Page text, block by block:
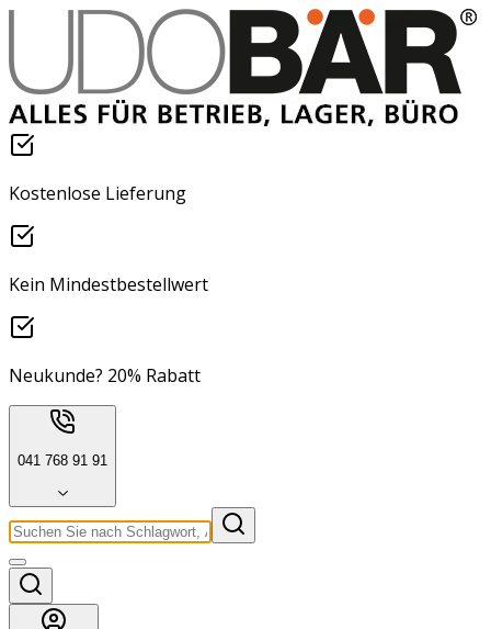
Kostenlose Lieferung
Kein Mindestbestellwert
Neukunde? 20% Rabatt
041 768 91 91